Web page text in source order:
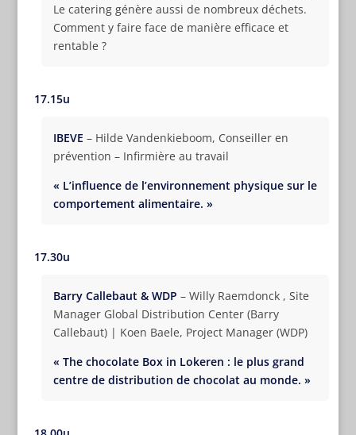
Le catering génère aussi de nombreux déchets.
Comment y faire face de manière efficace et
rentable ?
17.15u
IBEVE – Hilde Vandenkieboom, Conseiller en
prévention – Infirmière au travail
« L’influence de l’environnement physique sur le
comportement alimentaire. »
17.30u
Barry Callebaut & WDP – Willy Raemdonck , Site
Manager Global Distribution Center (Barry
Callebaut) | Koen Baele, Project Manager (WDP)
« The chocolate Box in Lokeren : le plus grand
centre de distribution de chocolat au monde. »